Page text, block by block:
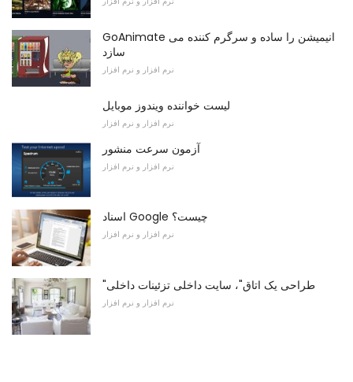
GoAnimate انیمیشن را ساده و سرگرم کننده می
سازد
نرم افزار و نرم افزار
لیست خواننده ویندوز موبایل
نرم افزار و نرم افزار
آزمون سرعت منشور
نرم افزار و نرم افزار
اسناد Google چیست؟
نرم افزار و نرم افزار
"طراحی یک اتاق"، سایت داخلی تزئینات داخلی
نرم افزار و نرم افزار